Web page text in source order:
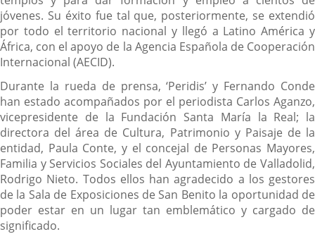
jóvenes. Su éxito fue tal que, posteriormente, se extendió
por todo el territorio nacional y llegó a Latino América y
África, con el apoyo de la Agencia Española de Cooperación
Internacional (AECID).
Durante la rueda de prensa, ‘Peridis’ y Fernando Conde
han estado acompañados por el periodista Carlos Aganzo,
vicepresidente de la Fundación Santa María la Real; la
directora del área de Cultura, Patrimonio y Paisaje de la
entidad, Paula Conte, y el concejal de Personas Mayores,
Familia y Servicios Sociales del Ayuntamiento de Valladolid,
Rodrigo Nieto. Todos ellos han agradecido a los gestores
de la Sala de Exposiciones de San Benito la oportunidad de
poder estar en un lugar tan emblemático y cargado de
significado.